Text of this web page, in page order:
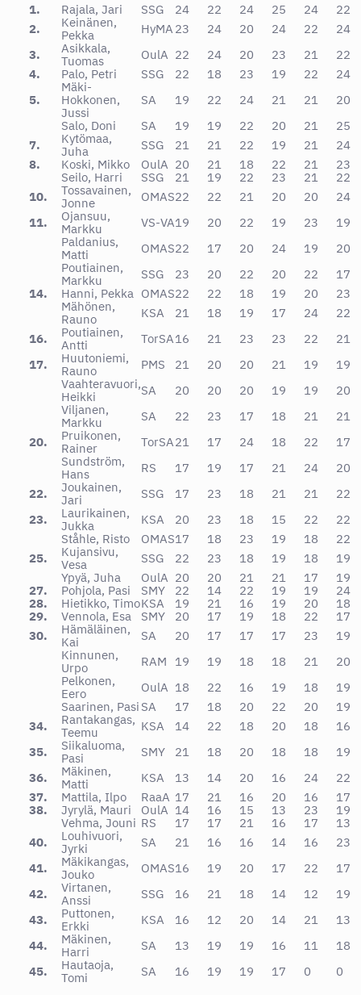
1.
Rajala, Jari SSG 24 22 24 25 24
22
2.
Keinänen,
Pekka
HyMA 23 24 20 24 22
24
3.
Asikkala,
Tuomas
OulA 22 24 20 23 21
22
4.
Palo, Petri SSG 22 18 23 19 22
24
5.
Mäki-
Hokkonen,
Jussi
SA 19 22 24 21 21
20
Salo, Doni
SA 19 19 22 20 21
25
7.
Kytömaa,
Juha
SSG 21 21 22 19 21
24
8.
Koski, Mikko OulA 20 21 18 22 21
23
Seilo, Harri
SSG 21 19 22 23 21
22
10.
Tossavainen,
Jonne
OMAS22 22 21 20 20
24
11.
Ojansuu,
Markku
VS-VA19 20 22 19 23
19
Paldanius,
Matti
OMAS22 17 20 24 19
20
Poutiainen,
Markku
SSG 23 20 22 20 22
17
14.
Hanni, Pekka OMAS22 22 18 19 20
23
Mähönen,
Rauno
KSA 21 18 19 17 24
22
16.
Poutiainen,
Antti
TorSA16 21 23 23 22
21
17.
Huutoniemi,
Rauno
PMS 21 20 20 21 19
19
Vaahteravuori,
Heikki
SA 20 20 20 19 19
20
Viljanen,
Markku
SA 22 23 17 18 21
21
20.
Pruikonen,
Rainer
TorSA21 17 24 18 22
17
Sundström,
Hans
RS 17 19 17 21 24
20
22.
Joukainen,
Jari
SSG 17 23 18 21 21
22
23.
Laurikainen,
Jukka
KSA 20 23 18 15 22
22
Ståhle, Risto
OMAS17 18 23 19 18
22
25.
Kujansivu,
Vesa
SSG 22 23 18 19 18
19
Ypyä, Juha
OulA 20 20 21 21 17
19
27.
Pohjola, Pasi SMY 22 14 22 19 19
24
28.
Hietikko, TimoKSA 19 21 16 19 20
18
29.
Vennola, Esa SMY 20 17 19 18 22
17
30.
Hämäläinen,
Kai
SA 20 17 17 17 23
19
Kinnunen,
Urpo
RAM 19 19 18 18 21
20
Pelkonen,
Eero
OulA 18 22 16 19 18
19
Saarinen, Pasi SA 17 18 20 22 20
19
34.
Rantakangas,
Teemu
KSA 14 22 18 20 18
16
35.
Siikaluoma,
Pasi
SMY 21 18 20 18 18
19
36.
Mäkinen,
Matti
KSA 13 14 20 16 24
22
37.
Mattila, Ilpo RaaA 17 21 16 20 16
17
38.
Jyrylä, Mauri OulA 14 16 15 13 23
19
Vehma, Jouni RS 17 17 21 16 17
13
40.
Louhivuori,
Jyrki
SA 21 16 16 14 16
23
41.
Mäkikangas,
Jouko
OMAS16 19 20 17 22
17
42.
Virtanen,
Anssi
SSG 16 21 18 14 12
19
43.
Puttonen,
Erkki
KSA 16 12 20 14 21
13
44.
Mäkinen,
Harri
SA 13 19 19 16 11
18
45.
Hautaoja,
Tomi
SA 16 19 19 17 0 0